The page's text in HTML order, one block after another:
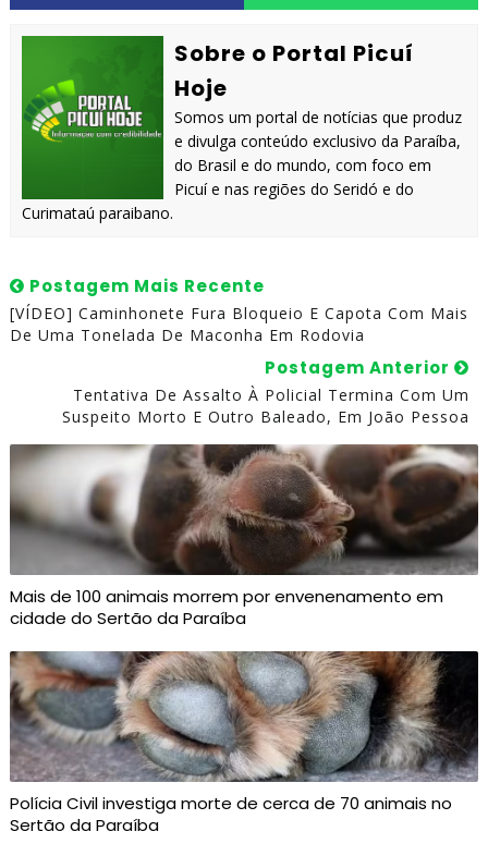
Sobre o Portal Picuí
Hoje
Somos um portal de notícias que produz
e divulga conteúdo exclusivo da Paraíba,
do Brasil e do mundo, com foco em
Picuí e nas regiões do Seridó e do
Curimataú paraibano.
Postagem Mais Recente
[VÍDEO] Caminhonete Fura Bloqueio E Capota Com Mais
De Uma Tonelada De Maconha Em Rodovia
Postagem Anterior
Tentativa De Assalto À Policial Termina Com Um
Suspeito Morto E Outro Baleado, Em João Pessoa
Mais de 100 animais morrem por envenenamento em
cidade do Sertão da Paraíba
Polícia Civil investiga morte de cerca de 70 animais no
Sertão da Paraíba